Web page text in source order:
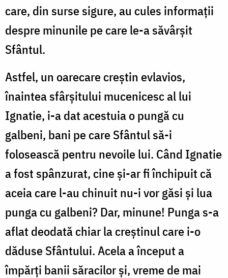
care, din surse sigure, au cules informaţii
despre minunile pe care le-a săvârşit
Sfântul.
Astfel, un oarecare creştin evlavios,
înaintea sfârşitului mucenicesc al lui
Ignatie, i-a dat acestuia o pungă cu
galbeni, bani pe care Sfântul să-i
folosească pentru nevoile lui. Când Ignatie
a fost spânzurat, cine şi-ar fi închipuit că
aceia care l-au chinuit nu-i vor găsi şi lua
punga cu galbeni? Dar, minune! Punga s-a
aflat deodată chiar la creştinul care i-o
dăduse Sfântului. Acela a început a
împărţi banii săracilor şi, vreme de mai